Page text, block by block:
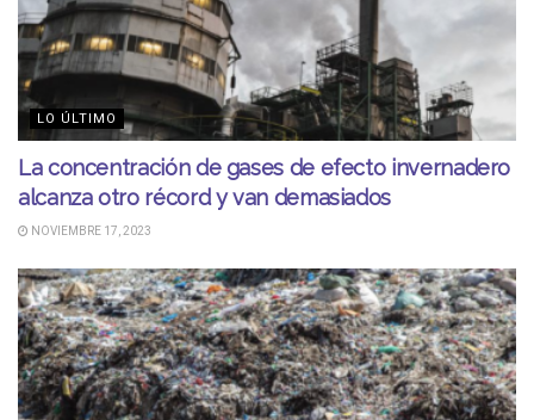
LO ÚLTIMO
La concentración de gases de efecto invernadero
alcanza otro récord y van demasiados
NOVIEMBRE 17, 2023